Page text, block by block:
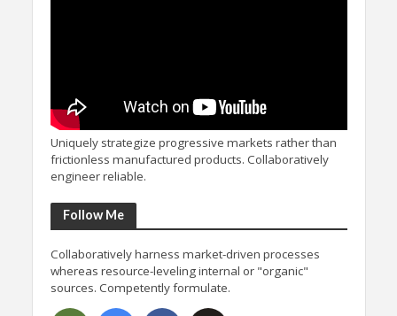
Uniquely strategize progressive markets rather than
frictionless manufactured products. Collaboratively
engineer reliable.
Follow Me
Collaboratively harness market-driven processes
whereas resource-leveling internal or "organic"
sources. Competently formulate.